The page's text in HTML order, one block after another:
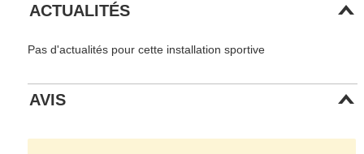
ACTUALITÉS
Pas d'actualités pour cette installation sportive
AVIS